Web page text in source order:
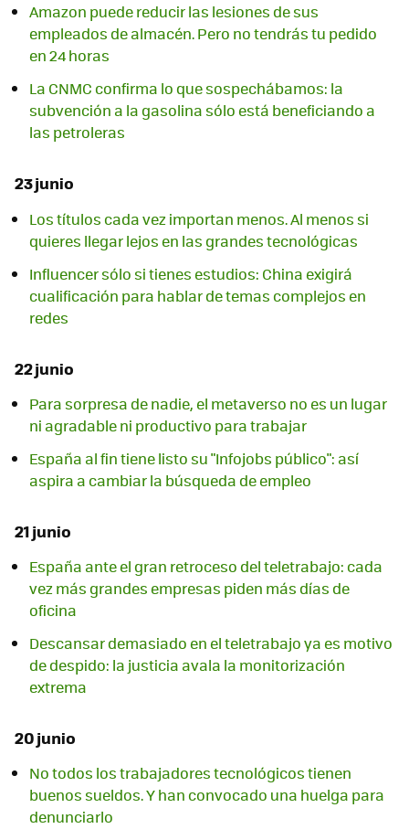
Amazon puede reducir las lesiones de sus
empleados de almacén. Pero no tendrás tu pedido
en 24 horas
La CNMC confirma lo que sospechábamos: la
subvención a la gasolina sólo está beneficiando a
las petroleras
23 junio
Los títulos cada vez importan menos. Al menos si
quieres llegar lejos en las grandes tecnológicas
Influencer sólo si tienes estudios: China exigirá
cualificación para hablar de temas complejos en
redes
22 junio
Para sorpresa de nadie, el metaverso no es un lugar
ni agradable ni productivo para trabajar
España al fin tiene listo su "Infojobs público": así
aspira a cambiar la búsqueda de empleo
21 junio
España ante el gran retroceso del teletrabajo: cada
vez más grandes empresas piden más días de
oficina
Descansar demasiado en el teletrabajo ya es motivo
de despido: la justicia avala la monitorización
extrema
20 junio
No todos los trabajadores tecnológicos tienen
buenos sueldos. Y han convocado una huelga para
denunciarlo